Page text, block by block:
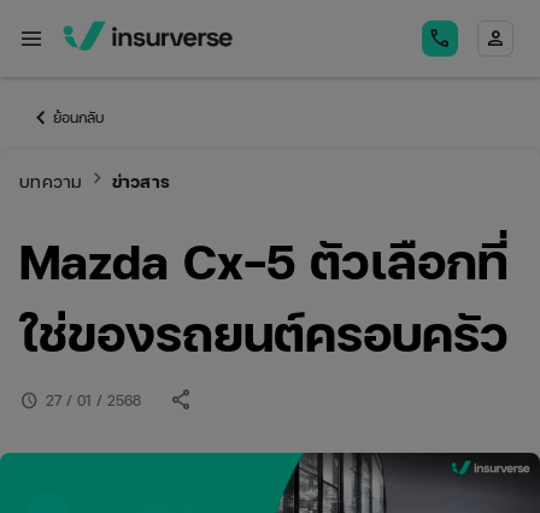
menu call person
keyboard_arrow_left ย้อนกลับ
บทความ keyboard_arrow_right ข่าวสาร
Mazda Cx-5 ตัวเลือกที่
ใช่ของรถยนต์ครอบครัว
schedule 27 / 01 / 2568 share